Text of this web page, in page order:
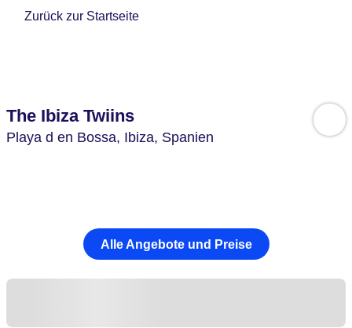
Zurück zur Startseite
The Ibiza Twiins
Playa d en Bossa, Ibiza, Spanien
Alle Angebote und Preise